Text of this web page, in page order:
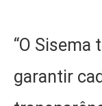
“O Sisema
garantir